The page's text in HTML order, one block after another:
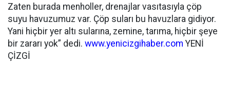
Zaten burada menholler, drenajlar vasıtasıyla çöp
suyu havuzumuz var. Çöp suları bu havuzlara gidiyor.
Yani hiçbir yer altı sularına, zemine, tarıma, hiçbir şeye
bir zararı yok” dedi. www.yenicizgihaber.com YENİ
ÇİZGİ